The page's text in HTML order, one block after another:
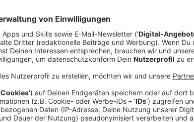
Comedy
COM Nelson Müllers Kitchen
Anzeige